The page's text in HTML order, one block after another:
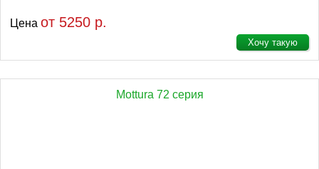
Цена от 5250 р.
Хочу такую
Mottura 72 серия